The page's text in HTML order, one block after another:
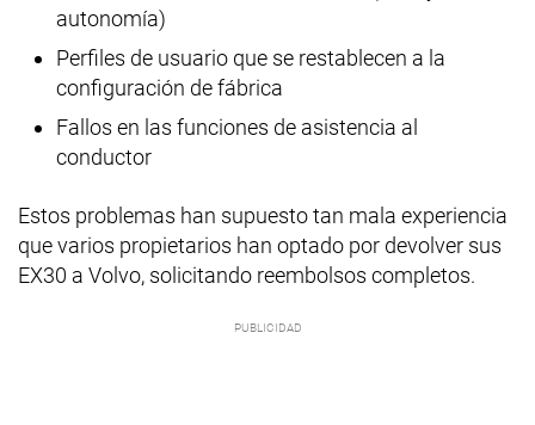
autonomía)
Perfiles de usuario que se restablecen a la
configuración de fábrica
Fallos en las funciones de asistencia al
conductor
Estos problemas han supuesto tan mala experiencia
que varios propietarios han optado por devolver sus
EX30 a Volvo, solicitando reembolsos completos.